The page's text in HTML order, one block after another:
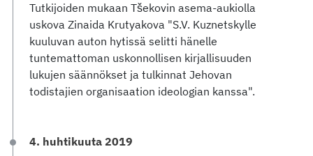
Tutkijoiden mukaan Tšekovin asema-aukiolla
uskova Zinaida Krutyakova "S.V. Kuznetskylle
kuuluvan auton hytissä selitti hänelle
tuntemattoman uskonnollisen kirjallisuuden
lukujen säännökset ja tulkinnat Jehovan
todistajien organisaation ideologian kanssa".
4. huhtikuuta 2019